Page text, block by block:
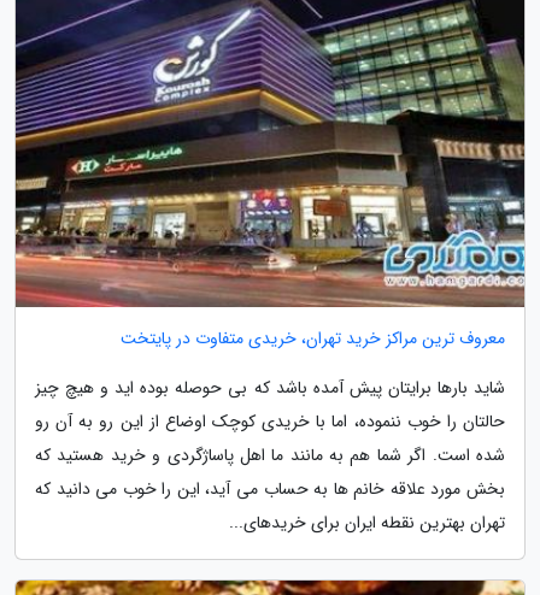
معروف ترین مراکز خرید تهران، خریدی متفاوت در پایتخت
شاید بارها برایتان پیش آمده باشد که بی حوصله بوده اید و هیچ چیز
حالتان را خوب ننموده، اما با خریدی کوچک اوضاع از این رو به آن رو
شده است. اگر شما هم به مانند ما اهل پاساژگردی و خرید هستید که
بخش مورد علاقه خانم ها به حساب می آید، این را خوب می دانید که
تهران بهترین نقطه ایران برای خریدهای...